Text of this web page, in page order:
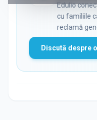
Edulio
cu familiile
reclamă
Discută despre